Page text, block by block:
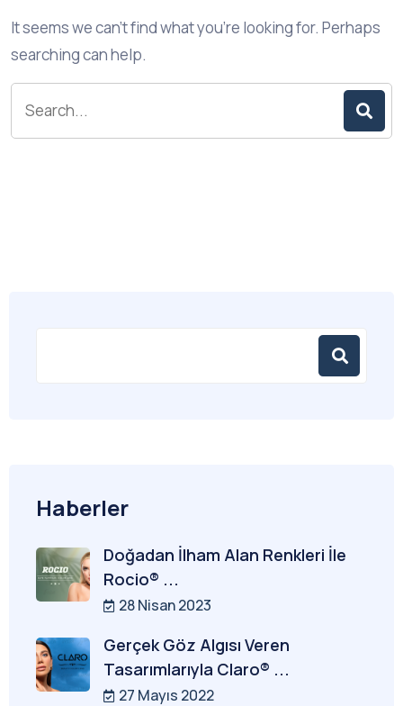
It seems we can’t find what you’re looking for. Perhaps
searching can help.
Haberler
Doğadan İlham Alan Renkleri İle
Rocio® ...
28 Nisan 2023
Gerçek Göz Algısı Veren
Tasarımlarıyla Claro® ...
27 Mayıs 2022